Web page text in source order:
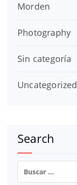
Morden
Photography
Sin categoría
Uncategorized
Search
Buscar: